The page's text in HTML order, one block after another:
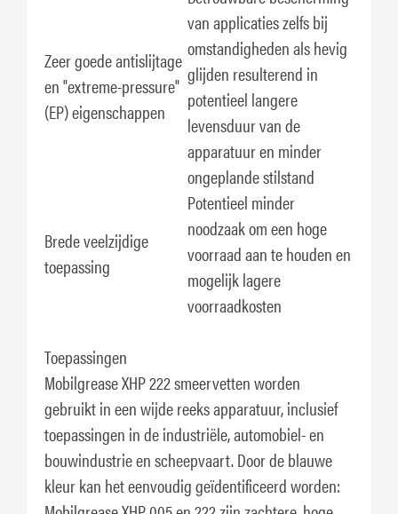
Zeer goede antislijtage
en "extreme-pressure"
(EP) eigenschappen
van applicaties zelfs bij
omstandigheden als hevig
glijden resulterend in
potentieel langere
levensduur van de
apparatuur en minder
ongeplande stilstand
Brede veelzijdige
toepassing
Potentieel minder
noodzaak om een hoge
voorraad aan te houden en
mogelijk lagere
voorraadkosten
Toepassingen
Mobilgrease XHP 222 smeervetten worden
gebruikt in een wijde reeks apparatuur, inclusief
toepassingen in de industriële, automobiel- en
bouwindustrie en scheepvaart. Door de blauwe
kleur kan het eenvoudig geïdentificeerd worden: